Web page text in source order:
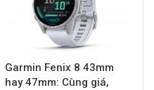
Garmin Fenix 8 43mm
hay 47mm: Cùng giá,